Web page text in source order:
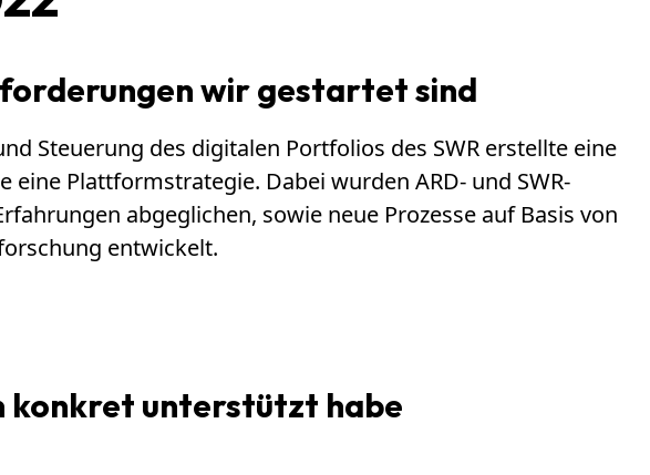
wir gestartet sind
Steuerung des digitalen Portfolios des SWR erstellte eine
Plattformstrategie. Dabei wurden ARD- und SWR-
abgeglichen, sowie neue Prozesse auf Basis von
entwickelt.
konkret unterstützt habe